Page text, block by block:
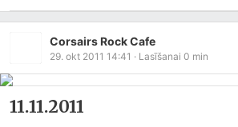
Corsairs Rock Cafe
29. okt 2011 14:41 · Lasīšanai 0 min
11.11.2011